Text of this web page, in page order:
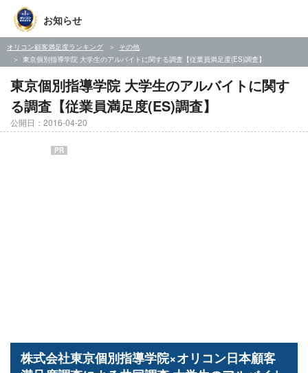
お知らせ
オリコン顧客満足度ランキング
その他
東京個別指導学院 大学生のアルバイトに関する調査【従業員満足度(ES)調査】
東京個別指導学院 大学生のアルバイトに関す
る調査【従業員満足度(ES)調査】
公開日：2016-04-20
PR
株式会社東京個別指導学院×オリコン日本顧客